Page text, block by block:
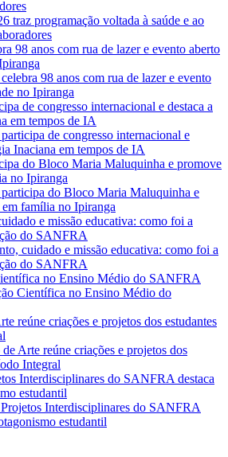
traz programação voltada à saúde e ao
98 anos com rua de lazer e evento
no Ipiranga
de congresso internacional e
Inaciana em tempos de IA
do Bloco Maria Maluquinha e
família no Ipiranga
cuidado e missão educativa: como foi a
do SANFRA
Científica no Ensino Médio do
Arte reúne criações e projetos dos
Integral
Interdisciplinares do SANFRA
estudantil